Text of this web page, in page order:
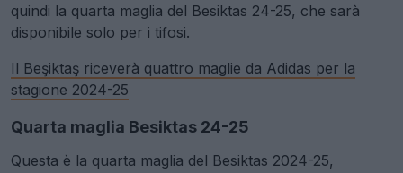
quindi la quarta maglia del Besiktas 24-25, che sarà
disponibile solo per i tifosi.
Il Beşiktaş riceverà quattro maglie da Adidas per la
stagione 2024-25
Quarta maglia Besiktas 24-25
Questa è la quarta maglia del Besiktas 2024-25,